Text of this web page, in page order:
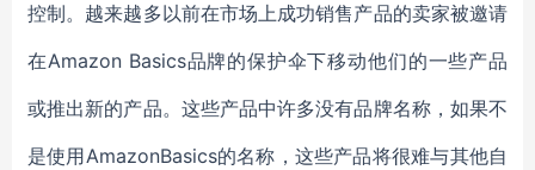
控制。越来越多以前在市场上成功销售产品的卖家被邀请
在Amazon Basics品牌的保护伞下移动他们的一些产品
或推出新的产品。这些产品中许多没有品牌名称，如果不
是使用AmazonBasics的名称，这些产品将很难与其他自